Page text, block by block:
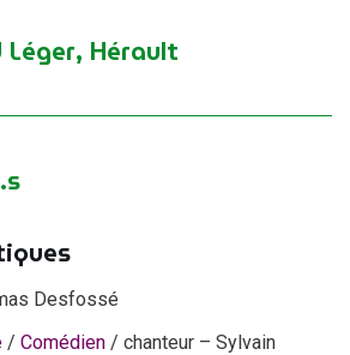
Léger, Hérault
Desfossé
/ Comédien / chanteur – Sylvain